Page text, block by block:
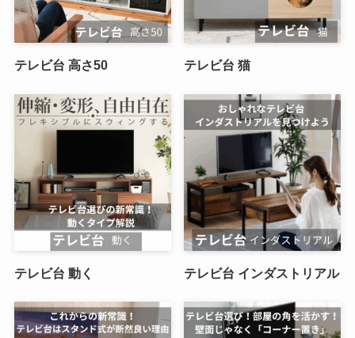
テレビ台 高さ50 テレビ台 猫
テレビ台 動く テレビ台 インダストリアル